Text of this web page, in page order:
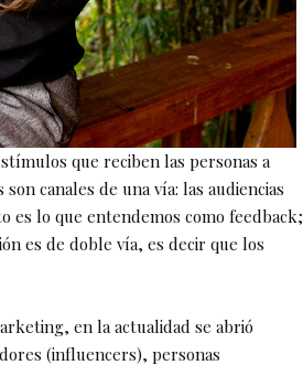
que reciben las personas a
canales de una vía: las audiencias
es lo que entendemos como feedback;
es de doble vía, es decir que los
en la actualidad se abrió
(influencers), personas